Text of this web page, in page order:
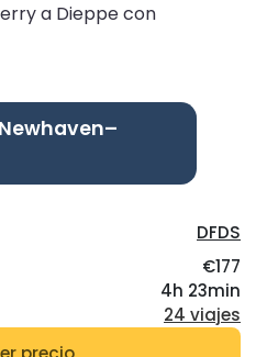
a Dieppe con
DFDS
€177
4h 23min
24 viajes